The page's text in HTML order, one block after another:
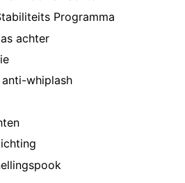
Programma
achter
whiplash